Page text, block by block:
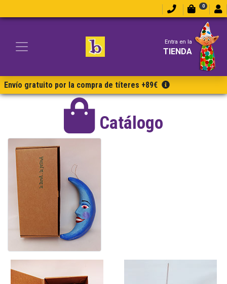
0
Entra en la
TIENDA
Envío gratuito por la compra de títeres +89€
Catálogo